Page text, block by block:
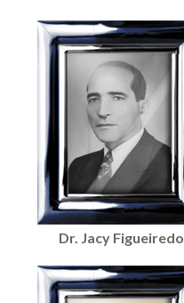
Dr. Jacy Figueiredo